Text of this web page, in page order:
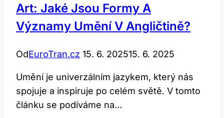
Art: Jaké Jsou Formy A
Významy Umění V Angličtině?
OdEuroTran.cz 15. 6. 202515. 6. 2025
Umění je univerzálním jazykem, který nás
spojuje a inspiruje po celém světě. V tomto
článku se podíváme na…